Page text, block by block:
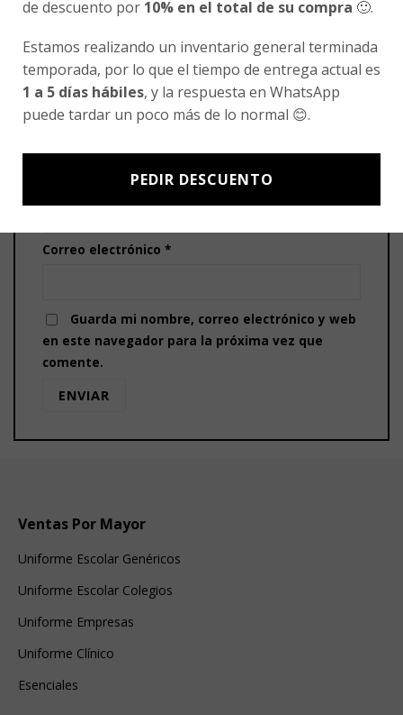
5 de 5 estrellas
Tu valoración*
Correo electrónico *
Guarda mi nombre, correo electrónico y web
en este navegador para la próxima vez que
comente.
Ventas Por Mayor
Uniforme Escolar Genéricos
Uniforme Escolar Colegios
Uniforme Empresas
Uniforme Clínico
Esenciales
de descuento por 10% en el total de su compra 🙂.
Estamos realizando un inventario general terminada
temporada, por lo que el tiempo de entrega actual es
1 a 5 días hábiles, y la respuesta en WhatsApp
puede tardar un poco más de lo normal 😊.
PEDIR DESCUENTO